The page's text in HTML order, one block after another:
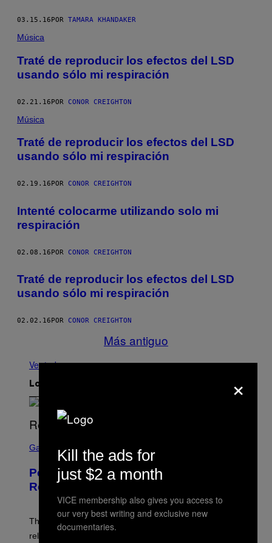
03.15.16 POR TAMARA KHANDAKER
Música
Traté de reproducir los efectos del LSD
usando sólo mi respiración
02.21.16POR CONOR CREIGHTON
Música
Traté de reproducir los efectos del LSD
usando sólo mi respiración
02.19.16 POR CONOR CREIGHTON
Intenté colocarme utilizando solo mi
respiración
02.08.16POR CONOR CREIGHTON
Traté de reproducir los efectos del LSD
usando sólo mi respiración
02.02.16 POR CONOR CREIGHTON
Más antiguo
Ver todo
Lo más reciente
C
E
N
S
T
E
Gaming
Perlica Fortnite Skin Revealed –
Release Date and How to Get It Free
The Perlica Fortnite skin has been revealed. Here is its
release date and how to get the Arknights: Endfield
×
Kill the ads for
just $2 a month
VICE membership also gives you access to
our very best writing and exclusive new
documentaries.